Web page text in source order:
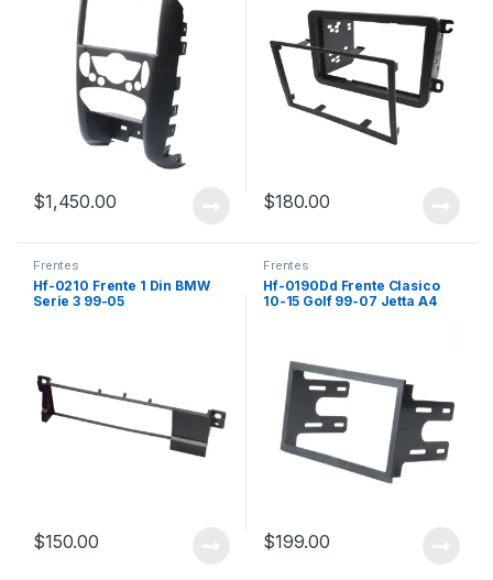
$1,450.00 $180.00
Frentes
Hf-0210 Frente 1 Din BMW
Serie 3 99-05
$150.00
Frentes
Hf-0190Dd Frente Clasico
10-15 Golf 99-07 Jetta A4
$199.00